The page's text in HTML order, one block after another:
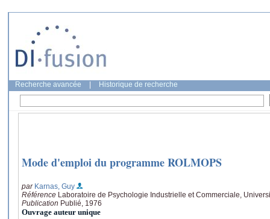
Recherche avancée Historique de recherche
Mode d'emploi du programme ROLMOPS
par Karnas, Guy
Référence Laboratoire de Psychologie Industrielle et Commerciale,
Publication Publié, 1976
Ouvrage auteur unique